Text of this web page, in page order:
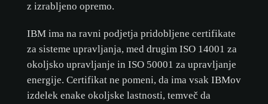
z izrabljeno opremo.
IBM ima na ravni podjetja pridobljene certifikate
za sisteme upravljanja, med drugim ISO 14001 za
okoljsko upravljanje in ISO 50001 za upravljanje
energije. Certifikat ne pomeni, da ima vsak IBMov
izdelek enake okoljske lastnosti, temveč da